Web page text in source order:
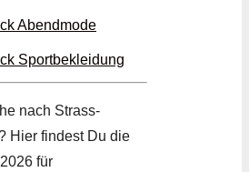
Abend­mode
Sport­bekleidung
nach Strass­
Hier findest Du die
für